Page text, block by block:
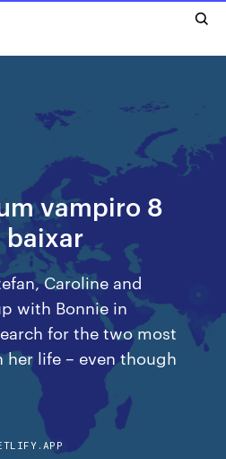
vampiro 8
baixar
Caroline and
with Bonnie in
for the two most
life – even though